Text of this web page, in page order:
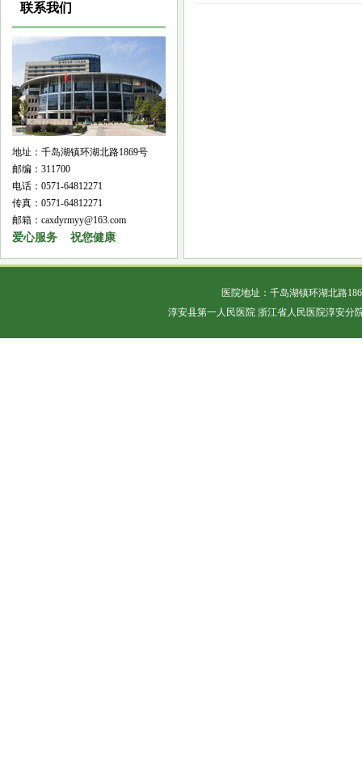
联系我们
地址：千岛湖镇环湖北路1869号
邮编：311700
电话：0571-64812271
传真：0571-64812271
邮箱：caxdyrmyy@163.com
爱心服务 祝您健康
医院地址：千岛湖镇环湖北路
淳安县第一人民医院 浙江省人民医院淳安分